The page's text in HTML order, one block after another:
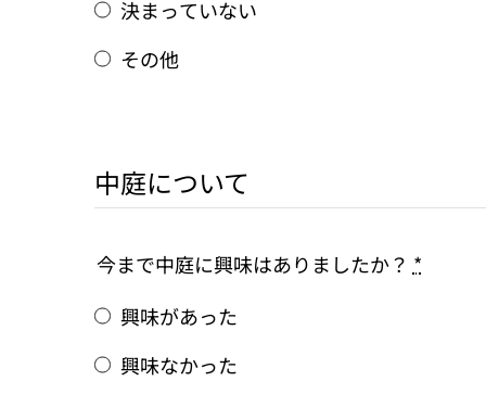
決まっていない
その他
中庭について
今まで中庭に興味はありましたか？ *
興味があった
興味なかった